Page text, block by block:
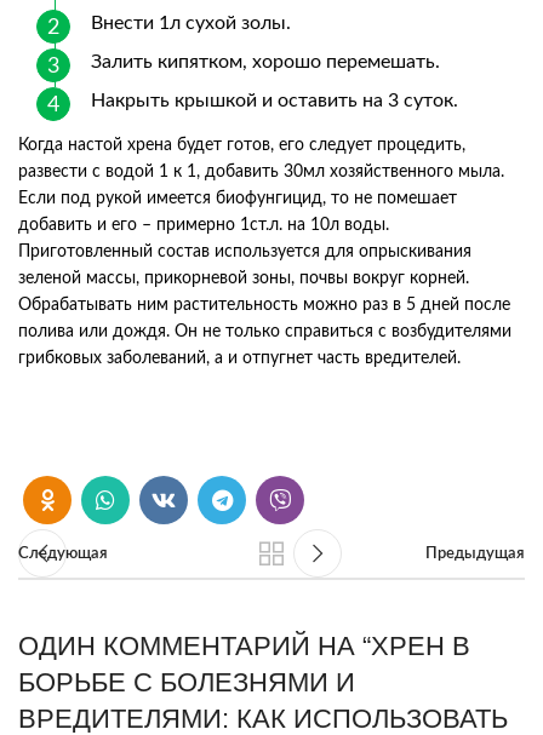
Внести 1л сухой золы.
Залить кипятком, хорошо перемешать.
Накрыть крышкой и оставить на 3 суток.
Когда настой хрена будет готов, его следует процедить,
развести с водой 1 к 1, добавить 30мл хозяйственного мыла.
Если под рукой имеется биофунгицид, то не помешает
добавить и его – примерно 1ст.л. на 10л воды.
Приготовленный состав используется для опрыскивания
зеленой массы, прикорневой зоны, почвы вокруг корней.
Обрабатывать ним растительность можно раз в 5 дней после
полива или дождя. Он не только справиться с возбудителями
грибковых заболеваний, а и отпугнет часть вредителей.
Следующая Предыдущая
ОДИН КОММЕНТАРИЙ НА “ХРЕН В
БОРЬБЕ С БОЛЕЗНЯМИ И
ВРЕДИТЕЛЯМИ: КАК ИСПОЛЬЗОВАТЬ